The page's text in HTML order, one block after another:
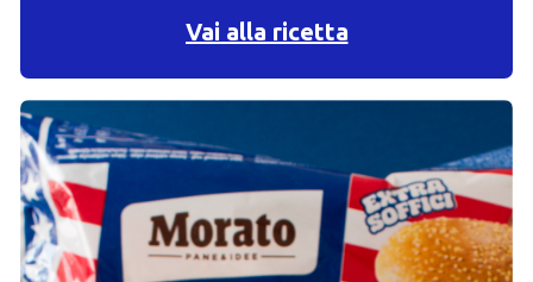
Vai alla ricetta